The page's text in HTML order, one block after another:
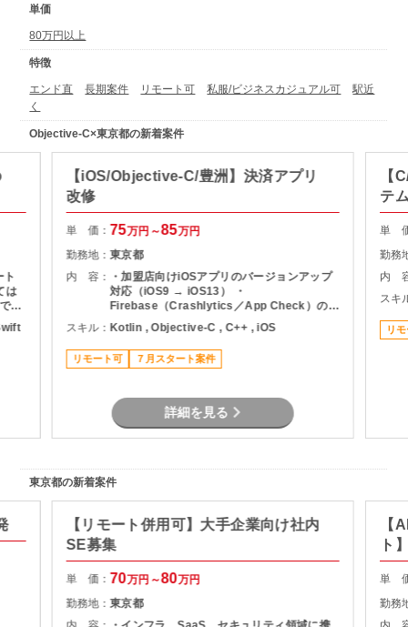
単価
80万円以上
特徴
エンド直 長期案件 リモート可 私服/ビジネスカジュアル可
駅近
く
Objective-C×東京都の新着案件
ト
は
ご
【iOS/Objective-C/豊洲】決済アプリ
改修
単 価： 75万円～85万円
勤務地：東京都
内 容：
・加盟店向けiOSアプリのバージョンアップ
対応（iOS9 → iOS13） ・
Firebase（Crashlytics／App Check）の導
入対応 ・設計／実装／テスト対応 など
スキル： Kotlin , Objective-C , C++ , iOS
リモート可 ７月スタート案件
詳細を見る
【
テ
単
勤務
内
スキ
リ
東京都の新着案件
【リモート併用可】大手企業向け社内
SE募集
単 価： 70万円～80万円
勤務地：東京都
【
ト
単
勤務